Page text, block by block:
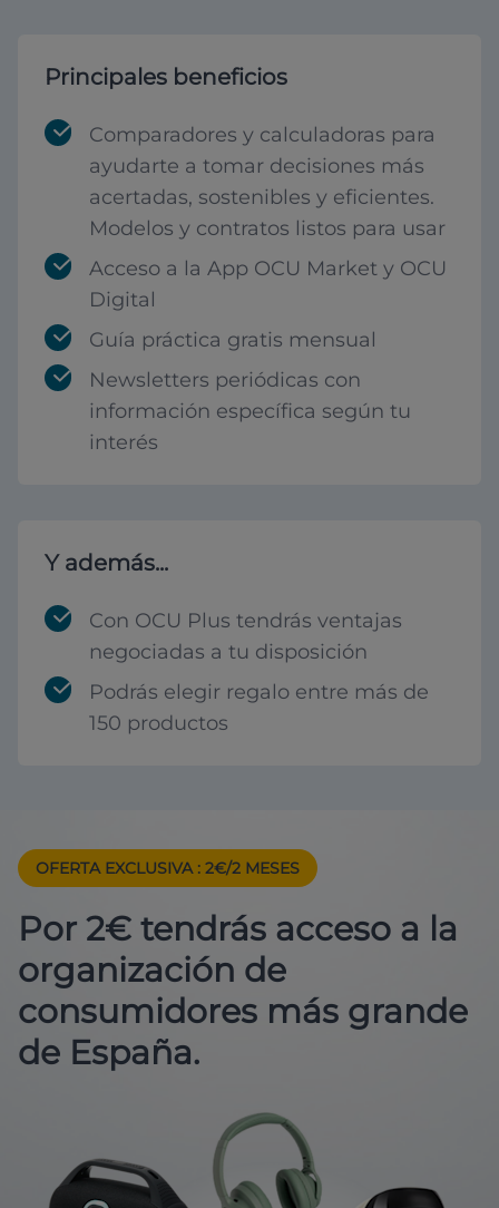
Principales beneficios
Comparadores y calculadoras para
ayudarte a tomar decisiones más
acertadas, sostenibles y eficientes.
Modelos y contratos listos para usar
Acceso a la App OCU Market y OCU
Digital
Guía práctica gratis mensual
Newsletters periódicas con
información específica según tu
interés
Y además...
Con OCU Plus tendrás ventajas
negociadas a tu disposición
Podrás elegir regalo entre más de
150 productos
OFERTA EXCLUSIVA : 2€/2 MESES
Por 2€ tendrás acceso a la
organización de
consumidores más grande
de España.